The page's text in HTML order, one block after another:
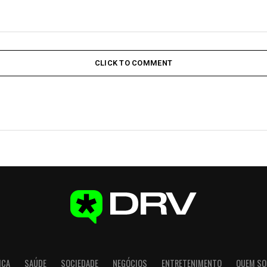
CLICK TO COMMENT
SAÚDE SOCIEDADE NEGÓCIOS ENTRETENIMENTO QUEM